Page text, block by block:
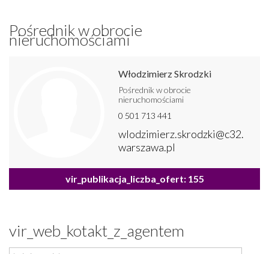
Pośrednik w obrocie
nieruchomościami
Włodzimierz Skrodzki
Pośrednik w obrocie
nieruchomościami
0 501 713 441
wlodzimierz.skrodzki@c32.
warszawa.pl
vir_publikacja_liczba_ofert: 155
vir_web_kotakt_z_agentem